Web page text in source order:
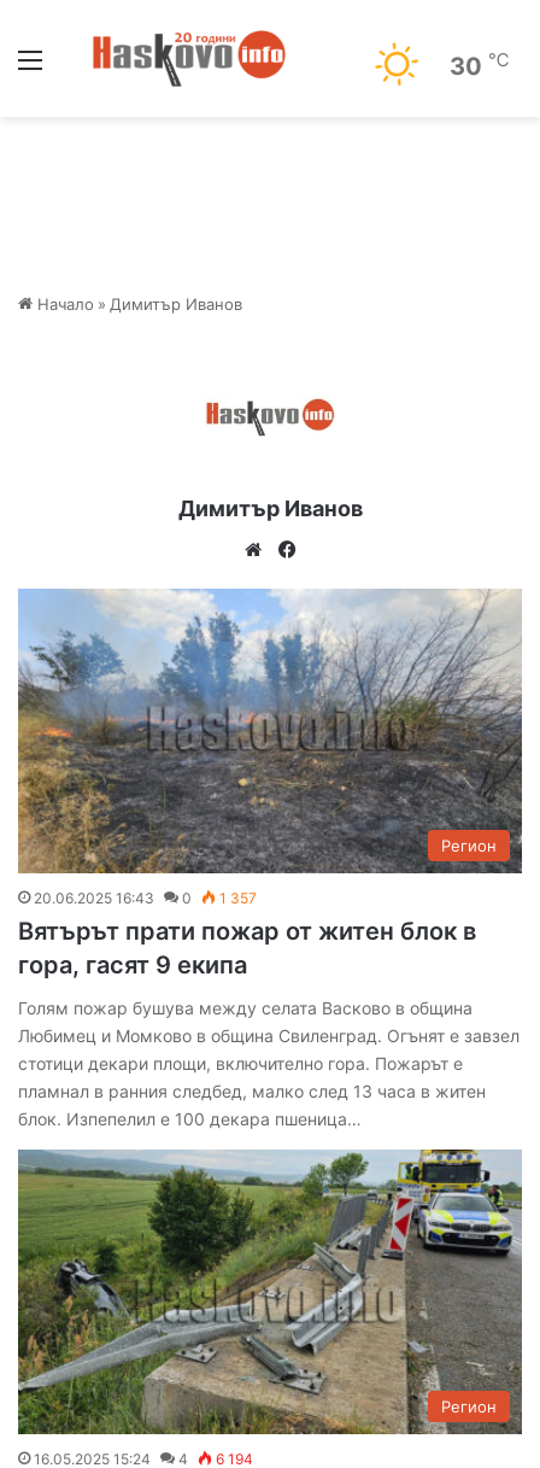
30 ℃
Начало » Димитър Иванов
Димитър Иванов
We
te
bo
ok
Регион
20.06.2025 16:43 0 1 357
Вятърът прати пожар от житен блок в
гора, гасят 9 екипа
Голям пожар бушува между селата Васково в община
Любимец и Момково в община Свиленград. Огънят е завзел
стотици декари площи, включително гора. Пожарът е
пламнал в ранния следбед, малко след 13 часа в житен
блок. Изпепелил е 100 декара пшеница…
Регион
16.05.2025 15:24 4 6 194